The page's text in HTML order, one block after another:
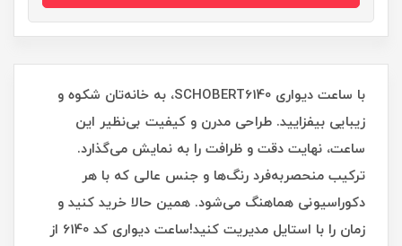
با ساعت دیواری SCHOBERT6140، به خانه‌تان شکوه و
زیبایی بیفزایید. طراحی مدرن و کیفیت بی‌نظیر این
ساعت، نهایت دقت و ظرافت را به نمایش می‌گذارد.
ترکیب منحصربه‌فرد رنگ‌ها و جنس عالی که با هر
دکوراسیونی هماهنگ می‌شود. همین حالا خرید کنید و
زمان را با استایل مدیریت کنید!ساعت دیواری کد 6140 از